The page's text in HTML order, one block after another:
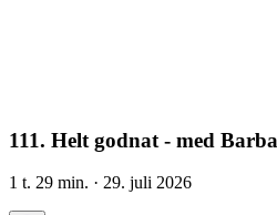
111. Helt godnat - med
1 t. 29 min. · 29. juli 2026